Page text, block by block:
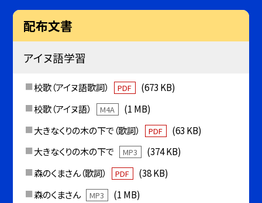
配布文書
アイヌ語学習
校歌（アイヌ語歌詞） PDF
(673 KB)
校歌（アイヌ語）
M4A
(1 MB)
大きなくりの木の下で（歌詞）
PDF
(63 KB)
大きなくりの木の下で
MP3
(374 KB)
森のくまさん（歌詞）
PDF
(38 KB)
森のくまさん
MP3
(1 MB)